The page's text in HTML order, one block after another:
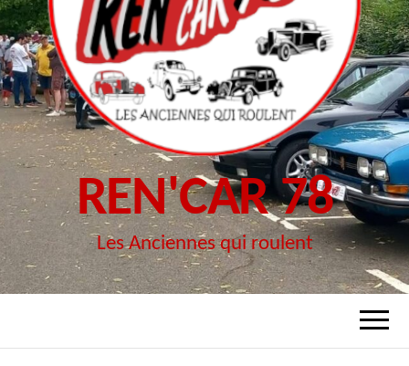
REN'CAR 78
Les Anciennes qui roulent